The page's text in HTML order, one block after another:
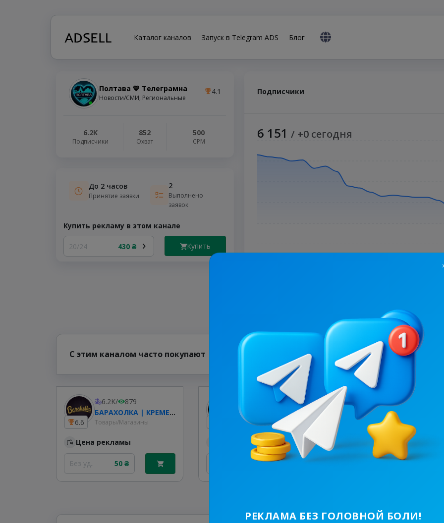
Каталог каналов Запуск в Telegram ADS Блог
Полтава 💙 Телеграмна
Новости/СМИ, Региональные
4.1
6.2K
Подписчики
852
Охват
500
СРМ
До 2 часов
Принятие заявки
2
Выполнено
заявок
Купить рекламу в этом канале
20/24 430 ₴ Купить
Подписчики
6 151 / +0 сегодня
С этим каналом часто покупают
6.6
6.2K/
879
БАРАХОЛКА | КРЕМЕНЧУК
Товары/Магазины
Цена рекламы
Без уд.. 50 ₴
1.2K
Poltava city | Новини Полтави
Новости/СМИ, Региональные
Цена рекламы
180 ₴
6.6
5.7K/
1.2K
Вакансии/Работа
Цена рекламы
50 ₴
РЕКЛАМА БЕЗ ГОЛОВНОЙ БОЛИ!